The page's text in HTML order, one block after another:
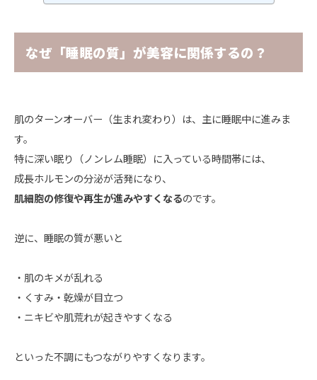
なぜ「睡眠の質」が美容に関係するの？
肌のターンオーバー（生まれ変わり）は、主に睡眠中に進みま
す。
特に深い眠り（ノンレム睡眠）に入っている時間帯には、
成長ホルモンの分泌が活発になり、
肌細胞の修復や再生が進みやすくなるのです。
逆に、睡眠の質が悪いと
・肌のキメが乱れる
・くすみ・乾燥が目立つ
・ニキビや肌荒れが起きやすくなる
といった不調にもつながりやすくなります。